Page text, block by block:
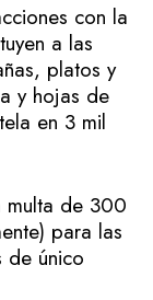
con la
a las
platos y
y hojas de
en 3 mil
multa de 300
para las
de único